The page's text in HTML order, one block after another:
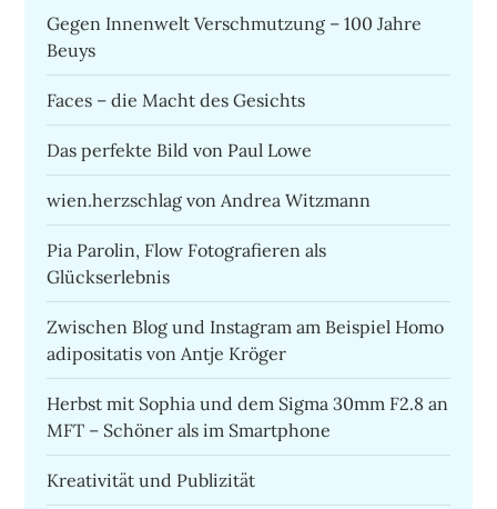
Gegen Innenwelt Verschmutzung – 100 Jahre
Beuys
Faces – die Macht des Gesichts
Das perfekte Bild von Paul Lowe
wien.herzschlag von Andrea Witzmann
Pia Parolin, Flow Fotografieren als
Glückserlebnis
Zwischen Blog und Instagram am Beispiel Homo
adipositatis von Antje Kröger
Herbst mit Sophia und dem Sigma 30mm F2.8 an
MFT – Schöner als im Smartphone
Kreativität und Publizität